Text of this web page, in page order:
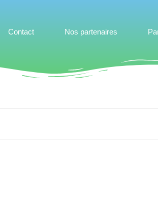
Contact Nos partenaires